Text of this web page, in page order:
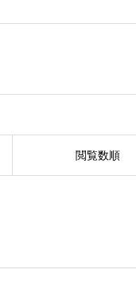
閲覧数順